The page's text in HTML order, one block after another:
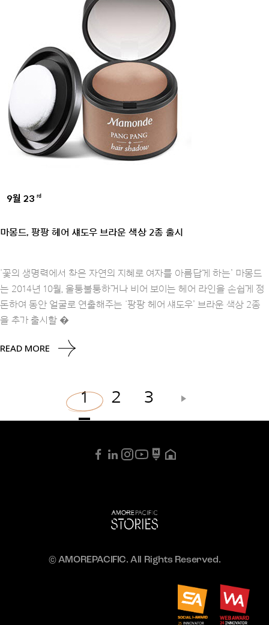
9월 23 rd
마몽드, 팡팡 헤어 섀도우 브라운 색상 2종 출시
‘꽃의 생명력에서 찾은 자연의 지혜로 여자를 아름답게 하는’ 마몽드
는 2014년 10월, 울퉁불퉁하거나 비어 보이는 헤어 라인을 손쉽게 정
돈하여 동안 얼굴로 연출해주는 ‘팡팡 헤어 섀도우’ 브라운 색상 2종
을 추가 출시할 �
READ MORE
페
1 2 3
© AMOREPACIFIC. All Rights Reserved.